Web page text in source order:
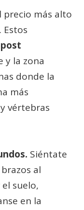
precio más alto
Estos
y la zona
donde la
más
vértebras
Siéntate
al
suelo,
en la